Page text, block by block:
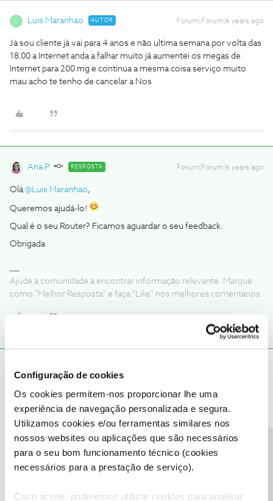
Configuração de cookies
Os cookies permitem-nos proporcionar lhe uma
experiência de navegação personalizada e segura.
Utilizamos cookies e/ou ferramentas similares nos
nossos websites ou aplicações que são necessários
para o seu bom funcionamento técnico (cookies
necessários para a prestação de serviço).
Caso aceite, poderemos utilizar cookies para analisar
Luis Maranhao AUTOR Forum|Forum|6 years ago
Já sou cliente já vai para 4 anos e não ultima semana por volta das
18.00 a Internet anda a falhar muito já aumentei os megas de
Internet para 200 mg e continua a mesma coisa serviço muito
mau acho te tenho de cancelar a Nos
Ana P. RESPOSTA Forum|Forum|6 years ago
Olá@Luis Maranhao,
Queremos ajudá-lo!
Qual é o seu Router? Ficamos aguardar o seu feedback.
Obrigada
Ajude a comunidade a encontrar informação relevante. Marque
como "Melhor Resposta" e faça "Like" nos melhores comentários.
Valdivio
Não consigo ver meu saldo de internet!!